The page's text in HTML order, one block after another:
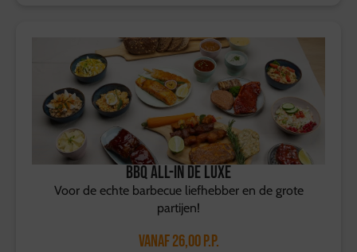
BBQ All-In de Luxe
Voor de echte barbecue liefhebber en de grote
partijen!
Vanaf26,00p.p.